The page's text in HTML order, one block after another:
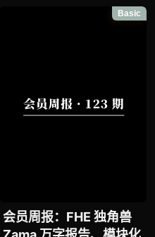
Basic
会员周报：FHE 独角兽